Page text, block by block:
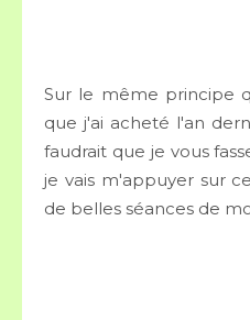
Sur le même principe
que j'ai acheté l'an
faudrait que je vous
je vais m'appuyer sur
de belles séances de